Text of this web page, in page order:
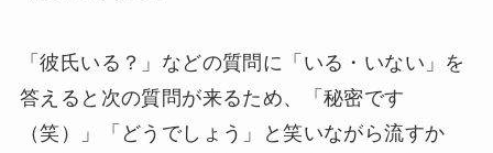
「彼氏いる？」などの質問に「いる・いない」を
答えると次の質問が来るため、「秘密です
（笑）」「どうでしょう」と笑いながら流すか